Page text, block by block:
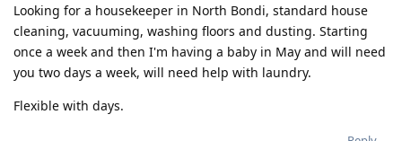
Looking for a housekeeper in North Bondi, standard house
cleaning, vacuuming, washing floors and dusting. Starting
once a week and then I'm having a baby in May and will need
you two days a week, will need help with laundry.
Flexible with days.